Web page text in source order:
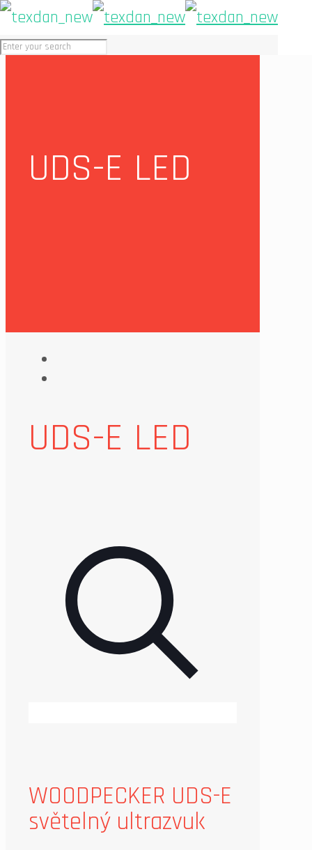
UDS-E LED
UDS-E LED
WOODPECKER UDS-E
světelný ultrazvuk